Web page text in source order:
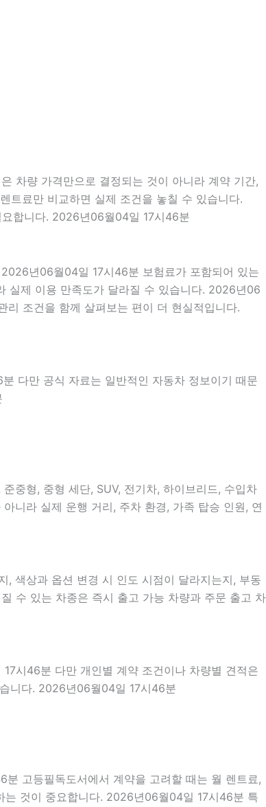
차량 가격만으로 결정되는 것이 아니라 계약 기간,
트료만 비교하면 실제 조건을 놓칠 수 있습니다.
합니다. 2026년06월04일 17시46분
년06월04일 17시46분 보험료가 포함되어 있는
실제 이용 만족도가 달라질 수 있습니다. 2026년06
조건을 함께 살펴보는 편이 더 현실적입니다.
다만 공식 자료는 일반적인 자동차 정보이기 때문
중형, 중형 세단, SUV, 전기차, 하이브리드, 수입차
니라 실제 운행 거리, 주차 환경, 가족 탑승 인원, 연
, 색상과 옵션 변경 시 인도 시점이 달라지는지, 부동
수 있는 차종은 즉시 출고 가능 차량과 주문 출고 차
시46분 다만 개인별 계약 조건이나 차량별 견적은
니다. 2026년06월04일 17시46분
고등필독도서에서 계약을 고려할 때는 월 렌트료,
는 것이 중요합니다. 2026년06월04일 17시46분 특